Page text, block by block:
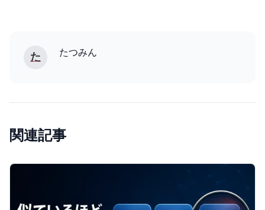
た たつみん
関連記事